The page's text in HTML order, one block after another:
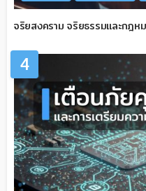
จริยสงคราม จริยธรรมและกฎห
4